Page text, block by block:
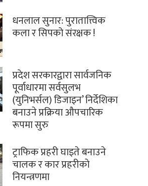
धनलाल सुनार: पुरातात्त्विक
कला र सिपको संरक्षक !
प्रदेश सरकारद्वारा सार्वजनिक
पूर्वाधारमा सर्वसुलभ
(युनिभर्सल) डिजाइन’ निर्देशिका
बनाउने प्रक्रिया औपचारिक
रूपमा सुरु
ट्राफिक प्रहरी घाइते बनाउने
चालक र कार प्रहरीकाे
नियन्त्रणमा